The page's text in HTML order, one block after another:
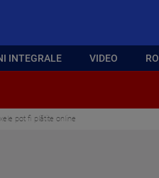
INTEGRALE VIDEO
pot fi plătite online